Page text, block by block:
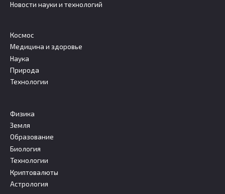
Новости науки и технологий
Космос
Медицина и здоровье
Наука
Природа
Технологии
Физика
Земля
Образование
Биология
Технологии
Криптовалюты
Астрология